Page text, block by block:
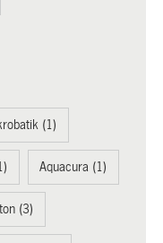
(1)
Aquacura (1)
(3)